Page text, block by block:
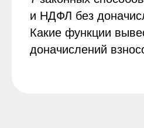
и НДФЛ без
Какие функции
доначислений